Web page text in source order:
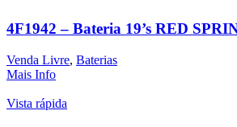
4F1942 – Bateria 19’s RED
Venda Livre, Baterias
Mais Info
Vista rápida